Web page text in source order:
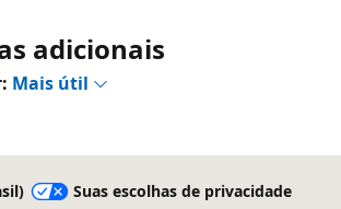
adicionais
Mais útil
Suas escolhas de privacidade